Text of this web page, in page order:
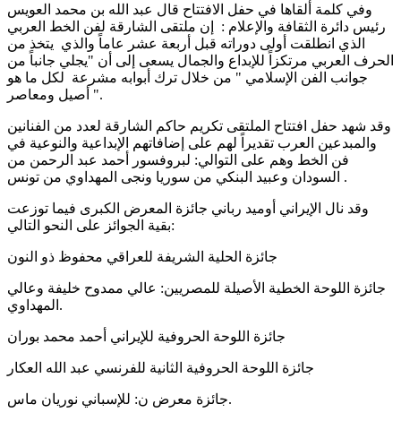
وفي كلمة ألقاها في حفل الافتتاح قال عبد الله بن محمد العويس
رئيس دائرة الثقافة والإعلام : إن ملتقى الشارقة لفن الخط العربي
الذي انطلقت أولى دوراته قبل أربعة عشر عاماً والذي يتخذ من
الحرف العربي مرتكزاً للإبداع والجمال يسعى إلى أن "يجلي جانباً من
جوانب الفن الإسلامي " من خلال ترك أبوابه مشرعة لكل ما هو
أصيل ومعاصر ".
وقد شهد حفل افتتاح الملتقى تكريم حاكم الشارقة لعدد من الفنانين
والمبدعين العرب تقديراً لهم على إضافاتهم الإبداعية والنوعية في
فن الخط وهم على التوالي: لبروفسور أحمد عبد الرحمن من
السودان وعبيد البنكي من سوريا ونجى المهداوي من تونس .
وقد نال الإيراني أوميد رباني جائزة المعرض الكبرى فيما توزعت
بقية الجوائز على النحو التالي:
جائزة الحلية الشريفة للعراقي محفوظ ذو النون
جائزة اللوحة الخطية الأصيلة للمصريين: عالي ممدوح خليفة وعالي
المهداوي.
جائزة اللوحة الحروفية للإيراني أحمد محمد بوران
جائزة اللوحة الحروفية الثانية للفرنسي عبد الله العكار
جائزة معرض ن: للإسباني نوريان ماس.